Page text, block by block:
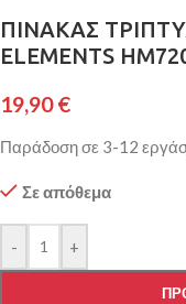
ΠΙΝΑΚΑΣ
ELEMENTS
19,90€
Παράδοση σε 3-12
Σε απόθεμα
- +